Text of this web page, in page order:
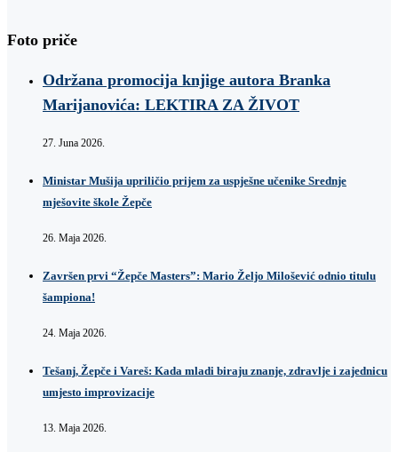
Foto priče
Održana promocija knjige autora Branka
Marijanovića: LEKTIRA ZA ŽIVOT
27. Juna 2026.
Ministar Mušija upriličio prijem za uspješne učenike Srednje
mješovite škole Žepče
26. Maja 2026.
Završen prvi “Žepče Masters”: Mario Željo Milošević odnio titulu
šampiona!
24. Maja 2026.
Tešanj, Žepče i Vareš: Kada mladi biraju znanje, zdravlje i zajednicu
umjesto improvizacije
13. Maja 2026.